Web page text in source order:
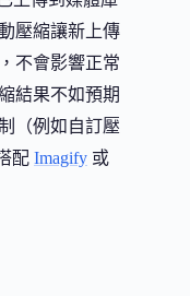
壓縮讓新上傳
不會影響正常
結果不如預期
（例如自訂壓
配 Imagify 或